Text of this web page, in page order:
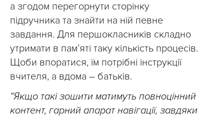
а згодом перегорнути сторінку
підручника та знайти на ній певне
завдання. Для першокласників складно
утримати в пам’яті таку кількість процесів.
Щоби впоратися, їм потрібні інструкції
вчителя, а вдома – батьків.
“Якщо такі зошити матимуть повноцінний
контент, гарний апарат навігації, завдяки